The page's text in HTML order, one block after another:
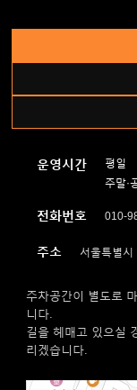
운영시간 평일
주말·
전화번호 010-
주소 서울특별
주차공간이 별도로
니다.
길을 헤매고 있으실
리겠습니다.